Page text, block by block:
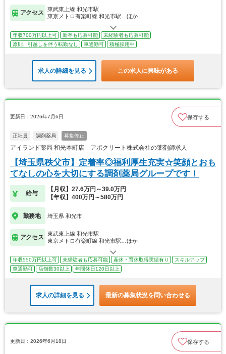
アクセス
東武東上線 和光市駅
東京メトロ有楽町線 和光市駅…ほか
年収700万円以上可 新卒も応募可能
未経験者も応募可能
原則、引越しを伴う転勤なし
車通勤可 積極採用中
求人の詳細を見る この求人に興味がある
更新日：2026年7月6日 保存する
正社員 調剤薬局 募集停止
アイランド薬局 和光本町店 アポクリート株式会社の薬剤師求人
【埼玉県秩父市】定着率◎福利厚生充実☆笑顔とおも
てなしの心を大切にする調剤薬局グループです！
給与
【月収】27.6万円～39.0万円
【年収】400万円～580万円
勤務地 埼玉県 和光市
アクセス
東武東上線 和光市駅
東京メトロ有楽町線 和光市駅…ほか
年収550万円以上可 未経験者も応募可能 産休・育休取得実績有り
スキルアップ
車通勤可
店舗数30以上 年間休日120日以上
求人の詳細を見る 最新の募集状況を問い合わせる
更新日：2026年6月18日 保存する